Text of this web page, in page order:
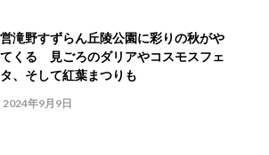
滝野すずらん丘陵公園に彩りの秋がや
くる 見ごろのダリアやコスモスフェ
、そして紅葉まつりも
2024年9月9日